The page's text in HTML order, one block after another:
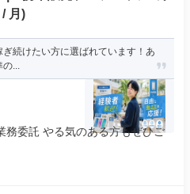
月)
続けたい方に選ばれています！あ
の...
委託 やる気のある方もぜひご